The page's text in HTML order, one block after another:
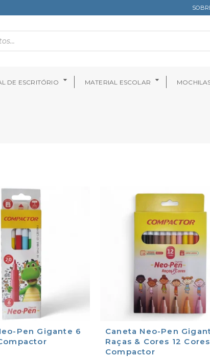
DE ESCRITÓRIO MATERIAL ESCOLAR
Pen Gigante 6
Caneta Neo-Pen
Raças & Cores 12
Compactor